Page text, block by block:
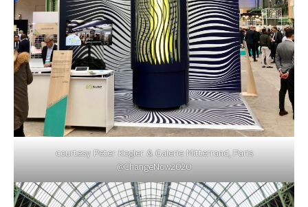
courtesy Peter Kogler & Galerie Mitterrand, Paris
@ChangeNow2020